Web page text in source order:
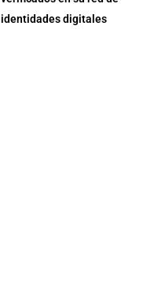
identidades digitales